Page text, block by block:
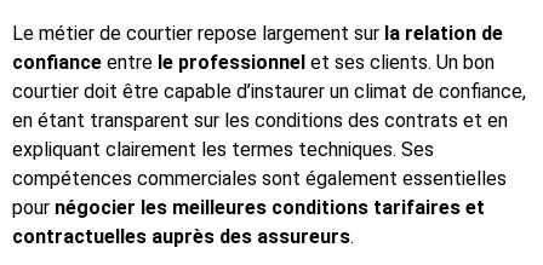
Le métier de courtier repose largement sur la relation de
confiance entre le professionnel et ses clients. Un bon
courtier doit être capable d’instaurer un climat de confiance,
en étant transparent sur les conditions des contrats et en
expliquant clairement les termes techniques. Ses
compétences commerciales sont également essentielles
pour négocier les meilleures conditions tarifaires et
contractuelles auprès des assureurs.